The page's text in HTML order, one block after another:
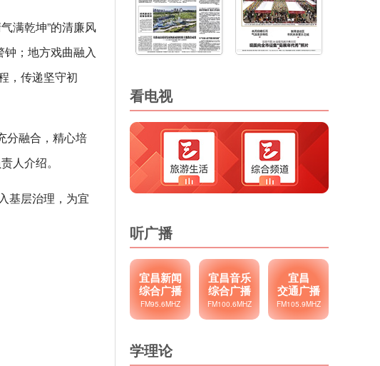
满乾坤”的清廉风
；地方戏曲融入
，传递坚守初
分融合，精心培
人介绍。
基层治理，为宜
看电视
听广播
宜昌新闻
综合广播
FM95.6MHZ
宜昌音乐
综合广播
FM100.6MHZ
宜昌
交通广播
FM105.9MHZ
学理论